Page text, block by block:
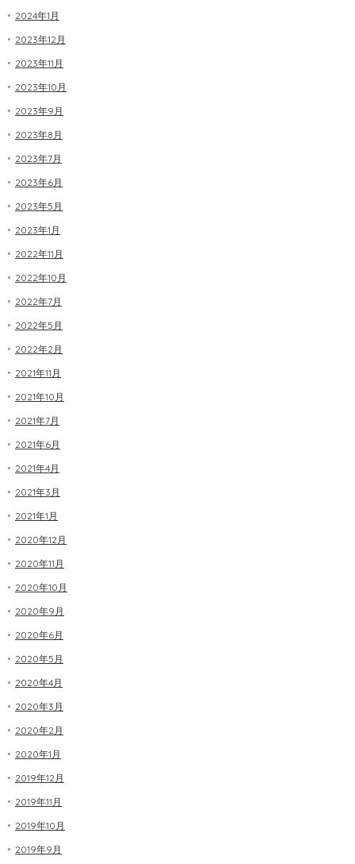
2024年1月
2023年12月
2023年11月
2023年10月
2023年9月
2023年8月
2023年7月
2023年6月
2023年5月
2023年1月
2022年11月
2022年10月
2022年7月
2022年5月
2022年2月
2021年11月
2021年10月
2021年7月
2021年6月
2021年4月
2021年3月
2021年1月
2020年12月
2020年11月
2020年10月
2020年9月
2020年6月
2020年5月
2020年4月
2020年3月
2020年2月
2020年1月
2019年12月
2019年11月
2019年10月
2019年9月